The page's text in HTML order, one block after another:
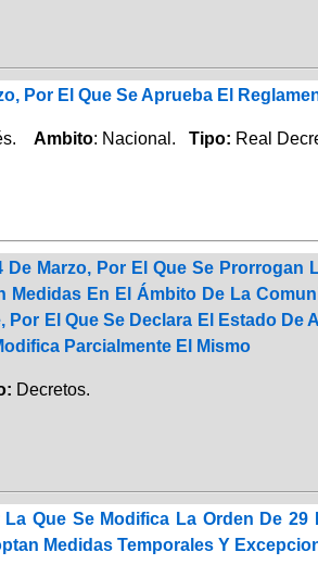
Por El Que Se Aprueba El
Ambito: Nacional. Tipo: Real
De Marzo, Por El Que Se
Medidas En El Ámbito De La
Por El Que Se Declara El Estado
Parcialmente El Mismo
Decretos.
Que Se Modifica La Orden De
Medidas Temporales Y